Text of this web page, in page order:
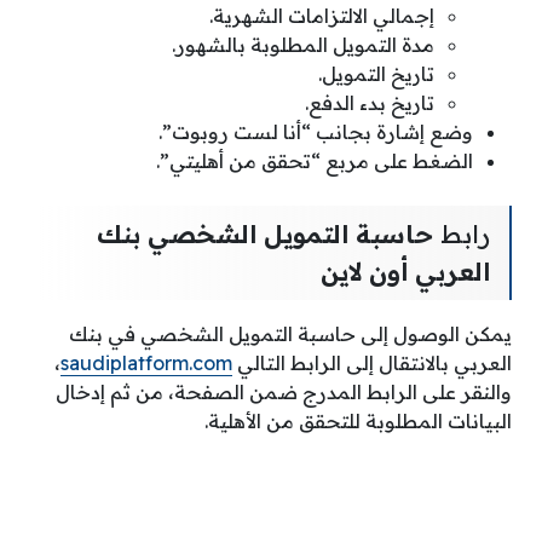
إجمالي الالتزامات الشهرية.
مدة التمويل المطلوبة بالشهور.
تاريخ التمويل.
تاريخ بدء الدفع.
وضع إشارة بجانب “أنا لست روبوت”.
الضغط على مربع “تحقق من أهليتي”.
رابط حاسبة التمويل الشخصي بنك
العربي أون لاين
يمكن الوصول إلى حاسبة التمويل الشخصي في بنك
العربي بالانتقال إلى الرابط التالي saudiplatform.com،
والنقر على الرابط المدرج ضمن الصفحة، من ثم إدخال
البيانات المطلوبة للتحقق من الأهلية.